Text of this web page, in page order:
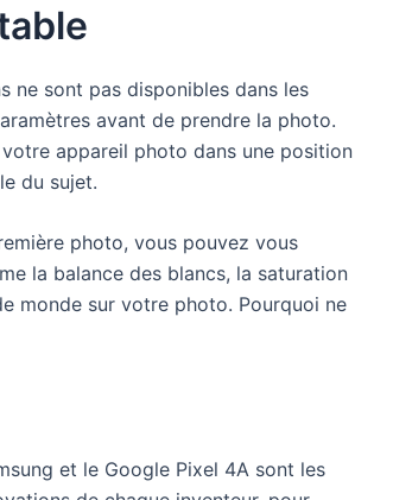
ne sont pas disponibles dans les
avant de prendre la photo.
appareil photo dans une position
du sujet.
photo, vous pouvez vous
la balance des blancs, la saturation
monde sur votre photo. Pourquoi ne
et le Google Pixel 4A sont les